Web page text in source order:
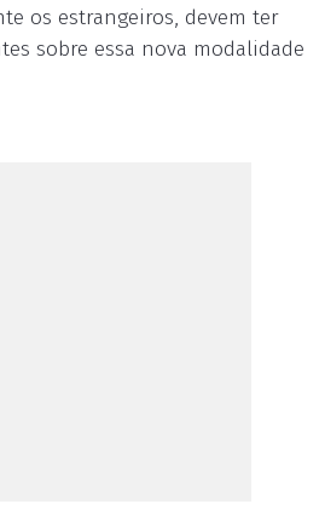
os estrangeiros, devem ter
sobre essa nova modalidade